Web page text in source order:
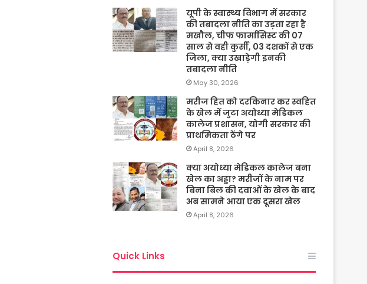
यूपी के स्वास्थ्य विभाग में सरकार
की तबादला नीति का उड़ता रहा है
मखौल, चीफ फार्मासिस्ट की 07
साल से वही कुर्सी, 03 दशकों से एक
जिला, क्या उखाड़ेगी इनकी
तबादला नीति
May 30, 2026
मरीज हित को दरकिनार कर स्वहित
के खेल में जुटा अयोध्या मेडिकल
कालेज प्रशासन, योगी सरकार की
प्राथमिकता ठेंगे पर
April 8, 2026
क्या अयोध्या मेडिकल कालेज बना
खेल का अड्डा? मरीजों के नाम पर
बिना बिल की दवाओं के खेल के बाद
अब सामने आया एक दूसरा खेल
April 8, 2026
Quick Links